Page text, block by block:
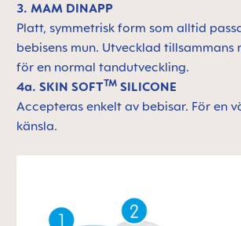
3. MAM DINAPP
Platt, symmetrisk form som alltid
bebisens mun. Utvecklad tillsammans
för en normal tandutveckling.
4a. SKIN SOFTTM SILICONE
Accepteras enkelt av bebisar. För en
känsla.